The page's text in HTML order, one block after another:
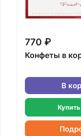
770 ₽
Конфеты в
В